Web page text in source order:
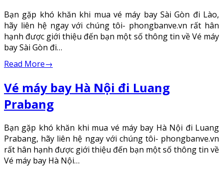
Bạn gặp khó khăn khi mua vé máy bay Sài Gòn đi Lào,
hãy liên hệ ngay với chúng tôi- phongbanve.vn rất hân
hạnh được giới thiệu đến bạn một số thông tin về Vé máy
bay Sài Gòn đi…
Read More→
Vé máy bay Hà Nội đi Luang
Prabang
Bạn gặp khó khăn khi mua vé máy bay Hà Nội đi Luang
Prabang, hãy liên hệ ngay với chúng tôi- phongbanve.vn
rất hân hạnh được giới thiệu đến bạn một số thông tin về
Vé máy bay Hà Nội…